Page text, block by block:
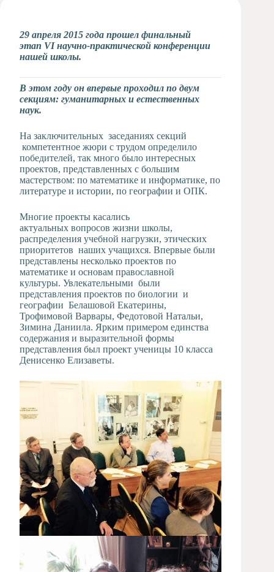
Музыкальное
отделение
Служба
Тьюторская
29 апреля 2015 года прошел финальный
этап VI научно-практической конференции
нашей школы.
В этом году он впервые проходил по двум
секциям: гуманитарных и естественных
наук.
На заключительных заседаниях секций
компетентное жюри с трудом определило
победителей, так много было интересных
проектов, представленных с большим
мастерством: по математике и информатике, по
литературе и истории, по географии и ОПК.
Многие проекты касались
актуальных вопросов жизни школы,
распределения учебной нагрузки, этических
приоритетов наших учащихся. Впервые были
представлены несколько проектов по
математике и основам православной
культуры. Увлекательными были
представления проектов по биологии и
географии Белашовой Екатерины,
Трофимовой Варвары, Федотовой Натальи,
Зимина Даниила. Ярким примером единства
содержания и выразительной формы
представления был проект ученицы 10 класса
Денисенко Елизаветы.